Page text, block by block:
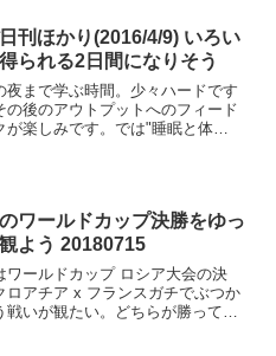
乱雑になってきた時期...
刊ほかり(2016/4/9) いろい
られる2日間になりそう
夜まで学ぶ時間。少々ハードです
の後のアウトプットへのフィード
が楽しみです。では"睡眠と体
ワールドカップ決勝をゆっ
よう 20180715
ワールドカップ ロシア大会の決
ロアチア x フランスガチでぶつか
戦いが観たい。どちらが勝っても